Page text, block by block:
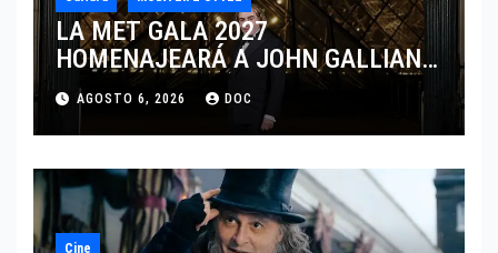
LA MET GALA 2027
HOMENAJEARÁ A JOHN GALLIANO
MARCANDO EL REGRESO DEL REY
DEL DRAMATISMO
AGOSTO 6, 2026 DOC
Cine